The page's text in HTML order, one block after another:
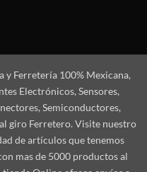
y Ferretería 100% Mexicana,
Electrónicos, Sensores,
Semiconductores,
giro Ferretero. Visite nuestro
de artículos que tenemos
mas de 5000 productos al